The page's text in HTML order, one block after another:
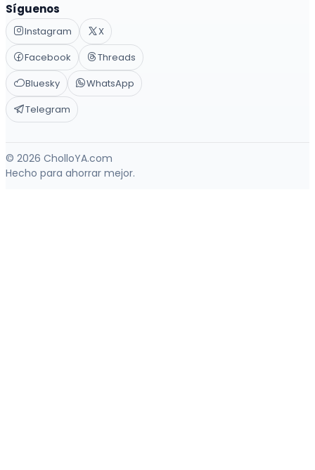
Síguenos
Instagram
X
Facebook
Threads
Bluesky
WhatsApp
Telegram
© 2026 CholloYA.com
Hecho para ahorrar mejor.